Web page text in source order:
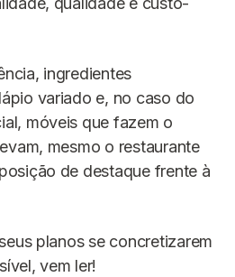
ingredientes
variado e, no caso do
móveis que fazem o
mesmo o restaurante
de destaque frente à
planos se concretizarem
vem ler!